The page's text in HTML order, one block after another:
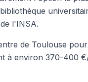
l'INSA.
de Toulouse
à environ 370-400